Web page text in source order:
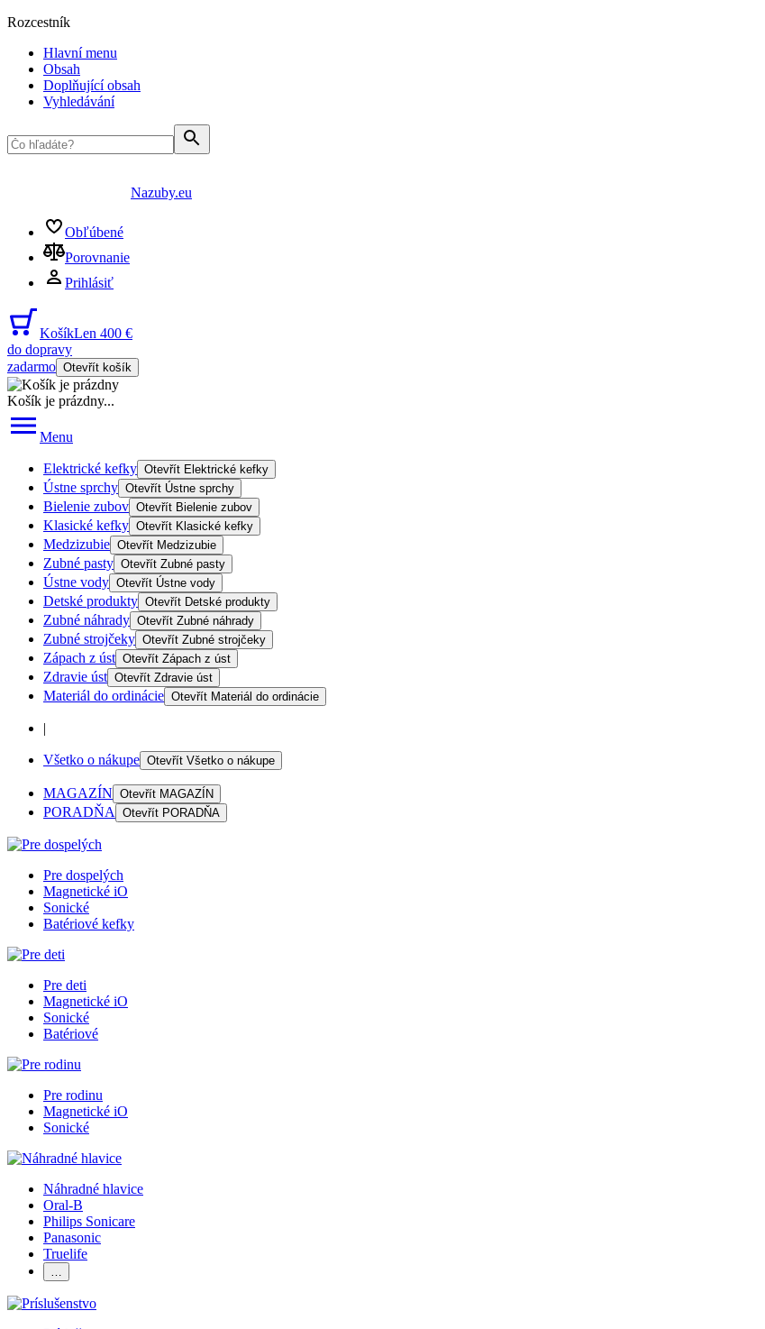
Rozcestník
Hlavní menu
Obsah
Doplňující obsah
Vyhledávání
Nazuby.eu
Obľúbené
Porovnanie
Prihlásiť
KošíkLen 400 €
do dopravy
zadarmo Otevřít košík
Košík je prázdny...
Menu
Elektrické kefky Otevřít Elektrické kefky
Ústne sprchy Otevřít Ústne sprchy
Bielenie zubov Otevřít Bielenie zubov
Klasické kefky Otevřít Klasické kefky
Medzizubie Otevřít Medzizubie
Zubné pasty Otevřít Zubné pasty
Ústne vody Otevřít Ústne vody
Detské produkty Otevřít Detské produkty
Zubné náhrady Otevřít Zubné náhrady
Zubné strojčeky Otevřít Zubné strojčeky
Zápach z úst Otevřít Zápach z úst
Zdravie úst Otevřít Zdravie úst
Materiál do ordinácie Otevřít Materiál do ordinácie
|
Všetko o nákupe Otevřít Všetko o nákupe
MAGAZÍN Otevřít MAGAZÍN
PORADŇA Otevřít PORADŇA
Pre dospelých
Magnetické iO
Sonické
Batériové kefky
Pre deti
Magnetické iO
Sonické
Batériové
Pre rodinu
Magnetické iO
Sonické
Náhradné hlavice
Oral-B
Philips Sonicare
Panasonic
Truelife
…